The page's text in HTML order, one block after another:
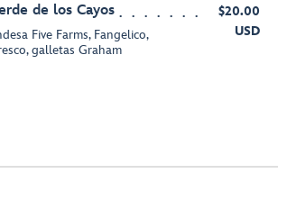
de los Cayos
Five Farms, Fangelico,
galletas Graham
$20.00
USD